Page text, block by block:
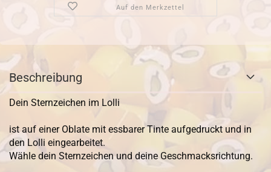
Auf den Merkzettel
Beschreibung
Dein Sternzeichen im Lolli
ist auf einer Oblate mit essbarer Tinte aufgedruckt und in
den Lolli eingearbeitet.
Wähle dein Sternzeichen und deine Geschmacksrichtung.